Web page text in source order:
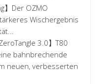
】Der OZMO
Wischergebnis
3.0】T80
bahnbrechende
neuen, verbesserten